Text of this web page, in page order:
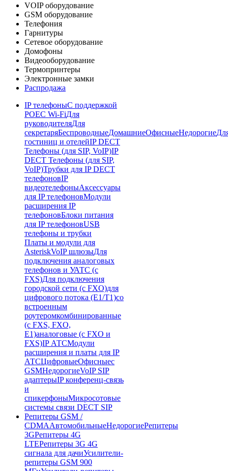
VOIP оборудование
GSM оборудование
Телефония
Гарнитуры
Сетевое оборудование
Домофоны
Видеооборудование
Термопринтеры
Электронные замки
Распродажа
IP телефоныС поддержкой
POEC Wi-FiДля
руководителяДля
секретаряБеспроводныеДомашниеОфисныеНедорогие
гостиниц и отелейIP DECT
Телефоны (для SIP, VoIP)IP
DECT Телефоны (для SIP,
VoIP)Трубки для IP DECT
телефоновIP
видеотелефоныАксессуары
для IP телефоновМодули
расширения IP
телефоновБлоки питания
для IP телефоновUSB
телефоны и трубки
Платы и модули для
AsteriskVoIP шлюзыДля
подключения аналоговых
телефонов и УАТС (с
FXS)Для подключения
городской сети (с FXO)для
цифрового потока (E1/T1)со
встроенным
роутеромкомбинированные
(c FXS, FXO,
E1)аналоговые (с FXO и
FXS)IP АТСМодули
расширения и платы для IP
АТСЦифровыеОфисныес
GSMНедорогиеVoIP SIP
адаптерыIP конференц-связь
и
спикерфоныМикросотовые
системы связи DECT SIP
Репитеры GSM /
CDMAАвтомобильныеНедорогиеРепитеры
3GРепитеры 4G
LTEРепитеры 3G 4G
сигнала для дачиУсилители-
репитеры GSM 900